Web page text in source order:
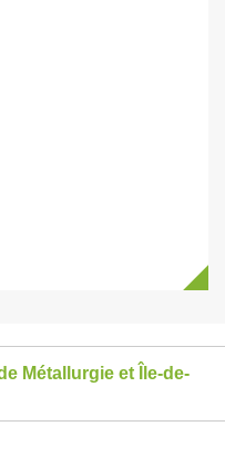
Métallurgie et Île-de-